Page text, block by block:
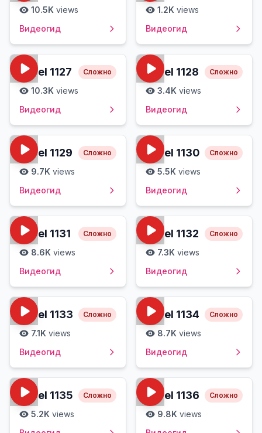
10.5K views
Видеогид
1.2K views
Видеогид
Level 1127 Сложно
10.3K views
Видеогид
Level 1128 Сложно
3.4K views
Видеогид
Level 1129 Сложно
9.7K views
Видеогид
Level 1130 Сложно
5.5K views
Видеогид
Level 1131 Сложно
8.6K views
Видеогид
Level 1132 Сложно
7.3K views
Видеогид
Level 1133 Сложно
7.1K views
Видеогид
Level 1134 Сложно
8.7K views
Видеогид
Level 1135 Сложно
5.2K views
Level 1136 Сложно
9.8K views